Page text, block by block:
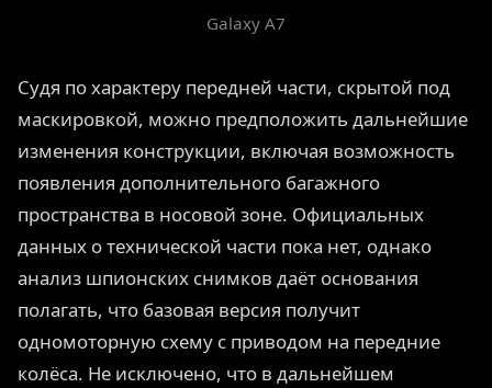
Galaxy A7
Судя по характеру передней части, скрытой под
маскировкой, можно предположить дальнейшие
изменения конструкции, включая возможность
появления дополнительного багажного
пространства в носовой зоне. Официальных
данных о технической части пока нет, однако
анализ шпионских снимков даёт основания
полагать, что базовая версия получит
одномоторную схему с приводом на передние
колёса. Не исключено, что в дальнейшем